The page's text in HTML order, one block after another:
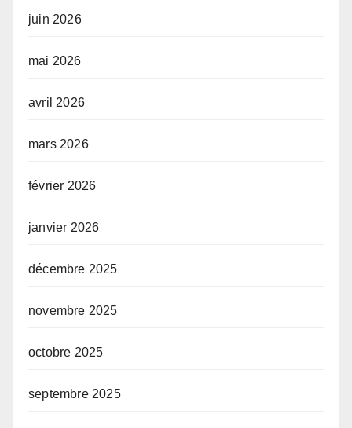
juin 2026
mai 2026
avril 2026
mars 2026
février 2026
janvier 2026
décembre 2025
novembre 2025
octobre 2025
septembre 2025